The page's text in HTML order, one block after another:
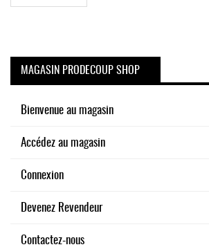
MAGASIN PRODECOUP SHOP
Bienvenue au magasin
Accédez au magasin
Connexion
Devenez Revendeur
Contactez-nous